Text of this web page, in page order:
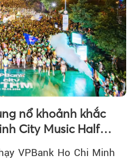
nổ khoảnh khắc
City Music Half
VPBank Ho Chi Minh